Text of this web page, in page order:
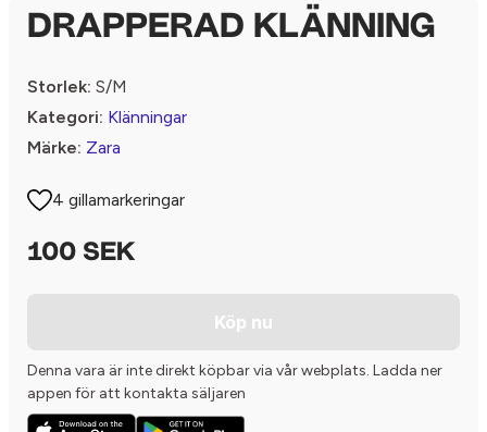
DRAPPERAD KLÄNNING
Storlek: S/M
Kategori: Klänningar
Märke: Zara
4 gillamarkeringar
100 SEK
Köp nu
Denna vara är inte direkt köpbar via vår webplats. Ladda ner
appen för att kontakta säljaren